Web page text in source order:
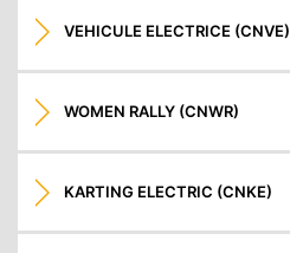
VEHICULE ELECTRICE (CNVE)
WOMEN RALLY (CNWR)
KARTING ELECTRIC (CNKE)